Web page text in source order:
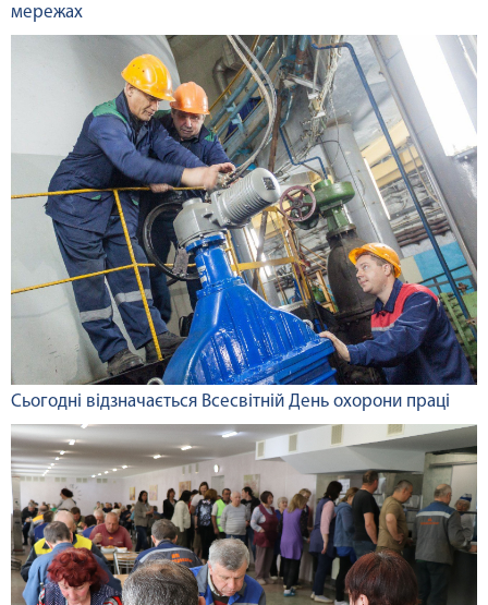
мережах
Сьогодні відзначається Всесвітній День охорони праці